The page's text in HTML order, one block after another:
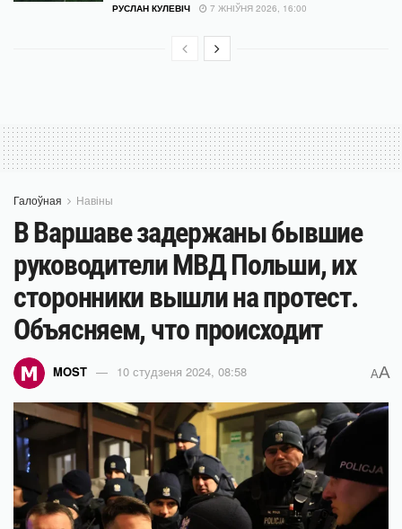
РУСЛАН КУЛЕВІЧ 7 ЖНІЎНЯ 2026, 16:00
Галоўная Навіны
В Варшаве задержаны бывшие
руководители МВД Польши, их
сторонники вышли на протест.
Объясняем, что происходит
MOST 10 студзеня 2024, 08:58 AA